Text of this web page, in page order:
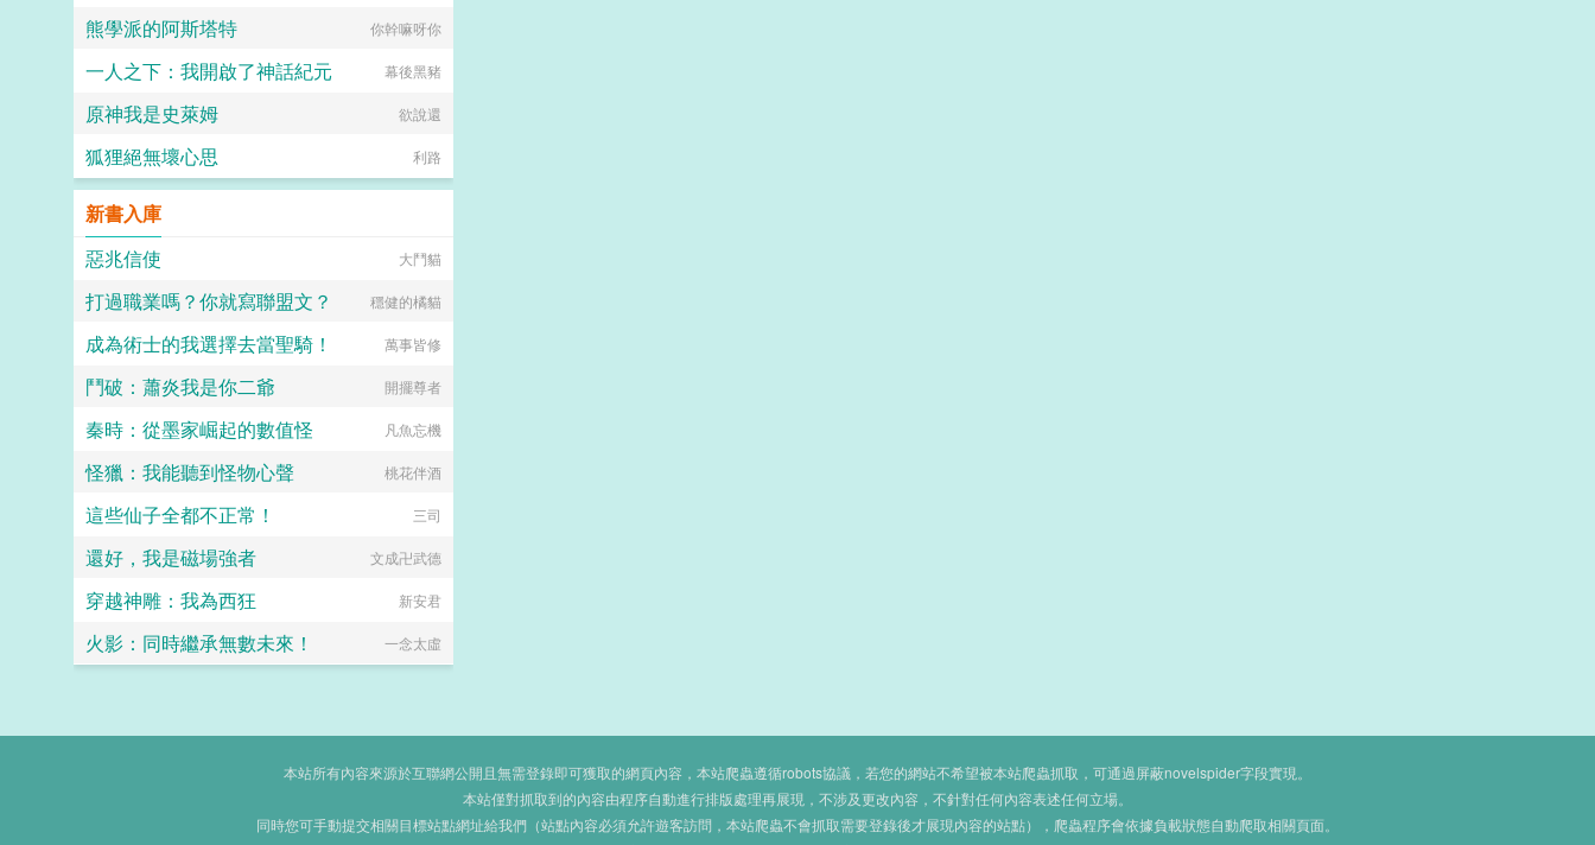
熊學派的阿斯塔特 你幹嘛呀你
一人之下：我開啟了神話紀元 幕後黑豬
原神我是史萊姆 欲說還
狐狸絕無壞心思 利路
新書入庫
惡兆信使
大鬥貓
打過職業嗎？你就寫聯盟文？ 穩健的橘貓
成為術士的我選擇去當聖騎！ 萬事皆修
鬥破：蕭炎我是你二爺 開擺尊者
秦時：從墨家崛起的數值怪 凡魚忘機
怪獵：我能聽到怪物心聲 桃花伴酒
這些仙子全都不正常！ 三司
還好，我是磁場強者 文成卍武德
穿越神雕：我為西狂 新安君
火影：同時繼承無數未來！ 一念太虛
本站所有內容來源於互聯網公開且無需登錄即可獲取的網頁內容，本站爬蟲遵循robots協議，若您的網站不希望被本站爬蟲抓取，可通過屏蔽novelspider字段實現。
本站僅對抓取到的內容由程序自動進行排版處理再展現，不涉及更改內容，不針對任何內容表述任何立場。
同時您可手動提交相關目標站點網址給我們（站點內容必須允許遊客訪問，本站爬蟲不會抓取需要登錄後才展現內容的站點），爬蟲程序會依據負載狀態自動爬取相關頁面。